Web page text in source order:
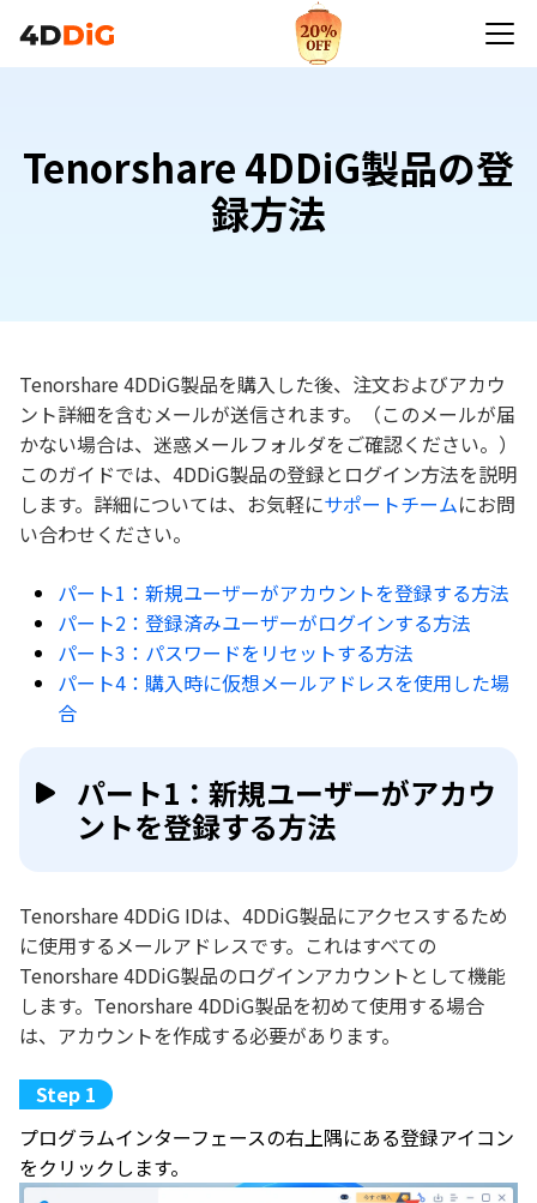
Tenorshare 4DDiG製品の登
録方法
Tenorshare 4DDiG製品を購入した後、注文およびアカウ
ント詳細を含むメールが送信されます。（このメールが届
かない場合は、迷惑メールフォルダをご確認ください。）
このガイドでは、4DDiG製品の登録とログイン方法を説明
します。詳細については、お気軽にサポートチームにお問
い合わせください。
パート1：新規ユーザーがアカウントを登録する方法
パート2：登録済みユーザーがログインする方法
パート3：パスワードをリセットする方法
パート4：購入時に仮想メールアドレスを使用した場
合
パート1：新規ユーザーがアカウ
ントを登録する方法
Tenorshare 4DDiG IDは、4DDiG製品にアクセスするため
に使用するメールアドレスです。これはすべての
Tenorshare 4DDiG製品のログインアカウントとして機能
します。Tenorshare 4DDiG製品を初めて使用する場合
は、アカウントを作成する必要があります。
プログラムインターフェースの右上隅にある登録アイコン
をクリックします。